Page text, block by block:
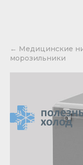
← Медицинские
морозильники